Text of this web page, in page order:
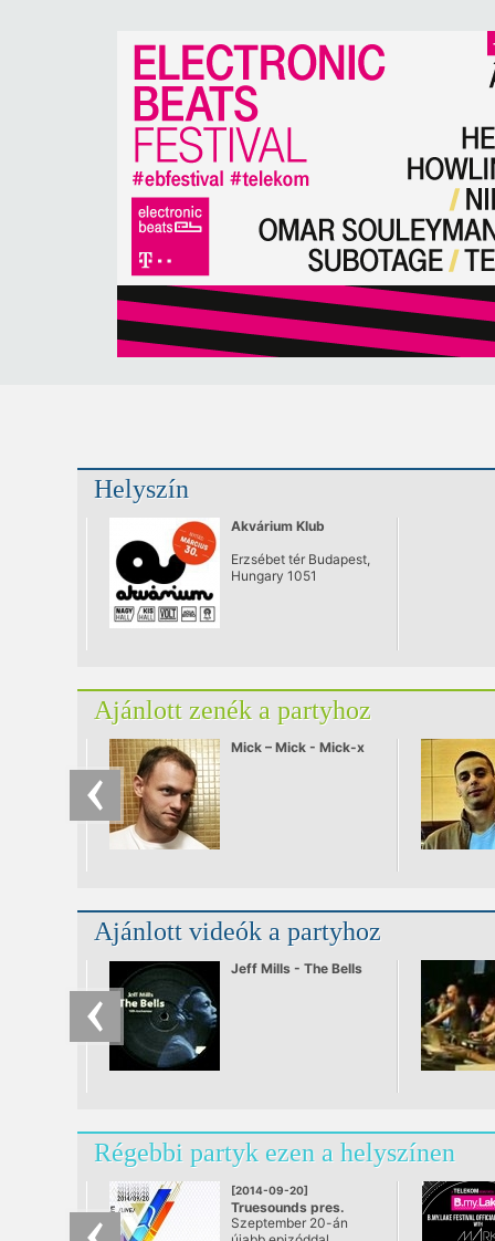
Helyszín
Akvárium Klub
Erzsébet tér Budapest,
Hungary 1051
Ajánlott zenék a partyhoz
Mick – Mick - Mick-x
Ajánlott videók a partyhoz
Jeff Mills - The Bells
Régebbi partyk ezen a helyszínen
[2014-09-20]
Truesounds pres.
LAKE PEOPLE & ALEX
Szeptember 20-án